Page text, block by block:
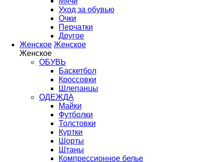
Уход за обувью
Очки
Перчатки
Другое
Женское Женское
Женское
ОБУВЬ
Баскетбол
Кроссовки
Шлепанцы
ОДЕЖДА
Майки
Футболки
Толстовки
Куртки
Шорты
Штаны
Компрессионное белье